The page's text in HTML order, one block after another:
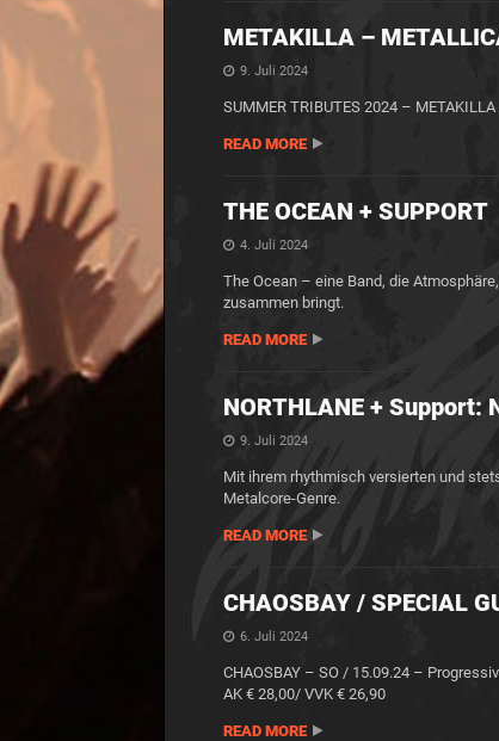
METAKILLA –
9. Juli 2024
SUMMER TRIBUTES 2024 –
READ MORE
THE OCEAN + SUPPORT
4. Juli 2024
The Ocean – eine Band, die
zusammen bringt.
READ MORE
NORTHLANE + Support:
9. Juli 2024
Mit ihrem rhythmisch versierten und
Metalcore-Genre.
READ MORE
CHAOSBAY / SPECIAL
6. Juli 2024
CHAOSBAY – SO / 15.09.24 –
AK € 28,00/ VVK € 26,90
READ MORE